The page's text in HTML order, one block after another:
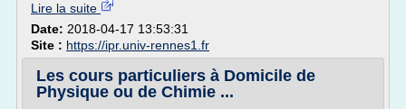
Lire la suite
Date: 2018-04-17 13:53:31
Site : https://ipr.univ-rennes1.fr
Les cours particuliers à Domicile de
Physique ou de Chimie ...